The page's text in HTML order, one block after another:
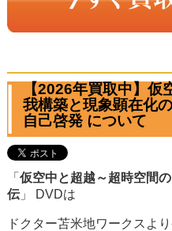
【2026年買取中】仮
我構築と現象顕在化
自己啓発 について
「 仮空中と超越～超時空間
伝」 DVDは
ドクター苫米地ワークスより